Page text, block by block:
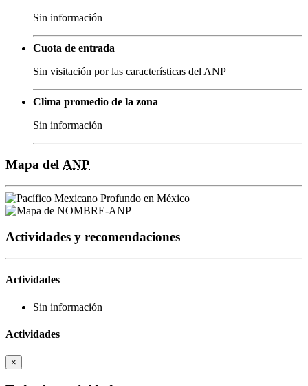
Sin información
Cuota de entrada
Sin visitación por las características del ANP
Clima promedio de la zona
Sin información
Mapa del ANP
Actividades y recomendaciones
Actividades
Sin información
Actividades
×